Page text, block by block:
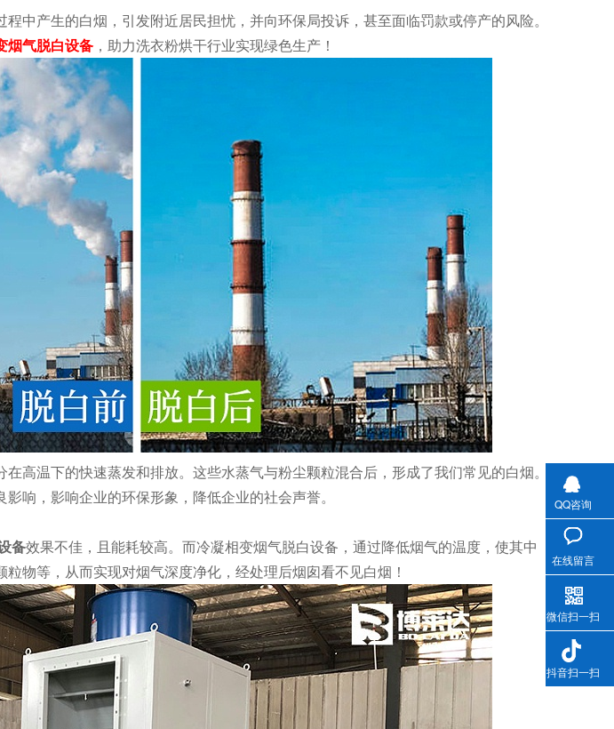
中产生的白烟，引发附近居民担忧，并向环保局投诉，甚至面临罚款或停产的风险。
烟气脱白设备 ，助力洗衣粉烘干行业实现绿色生产！
高温下的快速蒸发和排放。这些水蒸气与粉尘颗粒混合后，形成了我们常见的白烟。
响，影响企业的环保形象，降低企业的社会声誉。
备效果不佳，且能耗较高。而冷凝相变烟气脱白设备，通过降低烟气的温度，使其中
物等，从而实现对烟气深度净化，经处理后烟囱看不见白烟！
QQ咨询
在线留言
微信扫一扫
抖音扫一扫